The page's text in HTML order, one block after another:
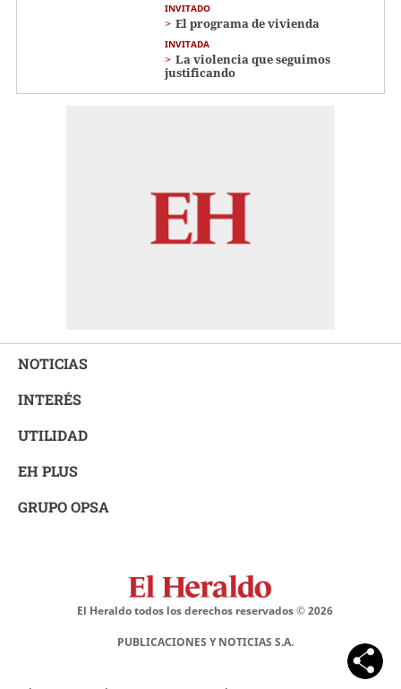
INVITADO
El programa de vivienda
INVITADA
La violencia que seguimos
justificando
NOTICIAS
INTERÉS
UTILIDAD
EH PLUS
GRUPO OPSA
El Heraldo todos los derechos reservados ©2026
PUBLICACIONES Y NOTICIAS S.A.